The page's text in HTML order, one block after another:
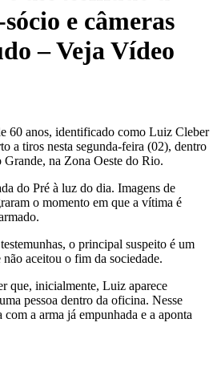
e câmeras
– Veja Vídeo
60 anos, identificado como Luiz Cleber
a tiros nesta segunda-feira (02), dentro
na Zona Oeste do Rio.
do Pré à luz do dia. Imagens de
o momento em que a vítima é
o principal suspeito é um
aceitou o fim da sociedade.
que, inicialmente, Luiz aparece
pessoa dentro da oficina. Nesse
a arma já empunhada e a aponta